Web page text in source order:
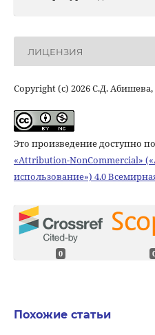
ЛИЦЕНЗИЯ
Copyright (c) 2026 С.Д.
Это произведение доступно по
«Attribution-NonCommercial»
использование») 4.0
0
Похожие статьи